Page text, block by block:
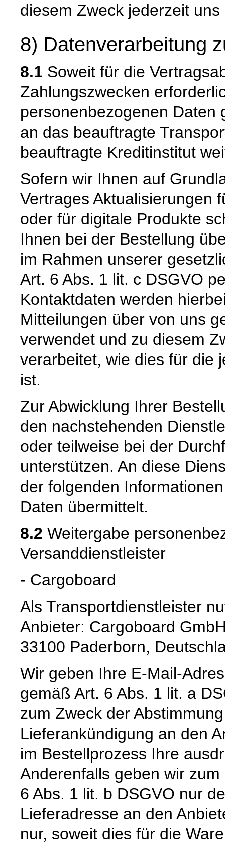
diesem Zweck jederzeit
8) Datenverarbeitung
8.1 Soweit für die
Zahlungszwecken
personenbezogenen Daten
an das beauftragte
beauftragte Kreditinstitut
Sofern wir Ihnen auf
Vertrages Aktualisierungen
oder für digitale Produkte
Ihnen bei der Bestellung
im Rahmen unserer
Art. 6 Abs. 1 lit. c DSGVO
Kontaktdaten werden
Mitteilungen über von uns
verwendet und zu diesem
verarbeitet, wie dies für die
ist.
Zur Abwicklung Ihrer
den nachstehenden
oder teilweise bei der
unterstützen. An diese
der folgenden
Daten übermittelt.
8.2 Weitergabe
Versanddienstleister
- Cargoboard
Als Transportdienstleister
Anbieter: Cargoboard
33100 Paderborn,
Wir geben Ihre E-Mail-
gemäß Art. 6 Abs. 1 lit. a
zum Zweck der
Lieferankündigung an den
im Bestellprozess Ihre
Anderenfalls geben wir
6 Abs. 1 lit. b DSGVO nur
Lieferadresse an den
nur, soweit dies für die